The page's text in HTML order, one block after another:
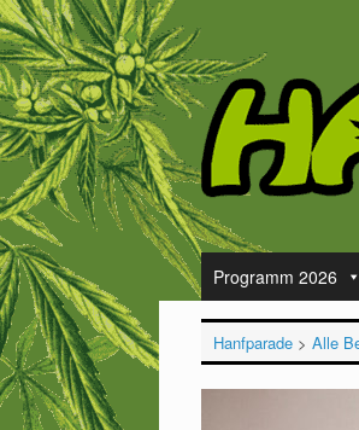
Zum
Inhalt
springen
Programm 2026
Hanfparade> Alle